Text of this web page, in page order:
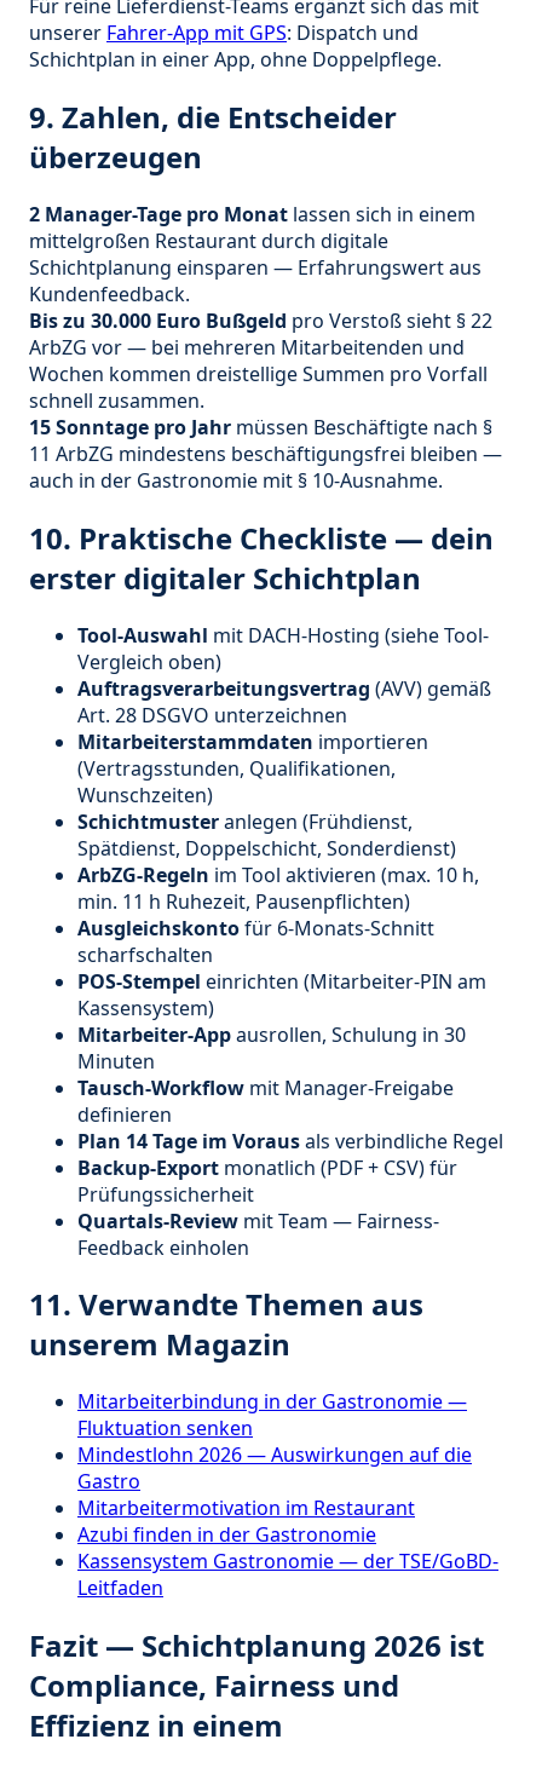
Für reine Lieferdienst-Teams ergänzt sich das mit
unserer Fahrer-App mit GPS: Dispatch und
Schichtplan in einer App, ohne Doppelpflege.
9. Zahlen, die Entscheider
überzeugen
2 Manager-Tage pro Monat lassen sich in einem
mittelgroßen Restaurant durch digitale
Schichtplanung einsparen — Erfahrungswert aus
Kundenfeedback.
Bis zu 30.000 Euro Bußgeld pro Verstoß sieht § 22
ArbZG vor — bei mehreren Mitarbeitenden und
Wochen kommen dreistellige Summen pro Vorfall
schnell zusammen.
15 Sonntage pro Jahr müssen Beschäftigte nach §
11 ArbZG mindestens beschäftigungsfrei bleiben —
auch in der Gastronomie mit § 10-Ausnahme.
10. Praktische Checkliste — dein
erster digitaler Schichtplan
Tool-Auswahl mit DACH-Hosting (siehe Tool-
Vergleich oben)
Auftragsverarbeitungsvertrag (AVV) gemäß
Art. 28 DSGVO unterzeichnen
Mitarbeiterstammdaten importieren
(Vertragsstunden, Qualifikationen,
Wunschzeiten)
Schichtmusteranlegen (Frühdienst,
Spätdienst, Doppelschicht, Sonderdienst)
ArbZG-Regeln im Tool aktivieren (max. 10 h,
min. 11 h Ruhezeit, Pausenpflichten)
Ausgleichskontofür 6-Monats-Schnitt
scharfschalten
POS-Stempel einrichten (Mitarbeiter-PIN am
Kassensystem)
Mitarbeiter-Appausrollen, Schulung in 30
Minuten
Tausch-Workflow mit Manager-Freigabe
definieren
Plan 14 Tage im Vorausals verbindliche Regel
Backup-Export monatlich (PDF + CSV) für
Prüfungssicherheit
Quartals-Review mit Team — Fairness-
Feedback einholen
11. Verwandte Themen aus
unserem Magazin
Mitarbeiterbindung in der Gastronomie —
Fluktuation senken
Mindestlohn 2026 — Auswirkungen auf die
Gastro
Mitarbeitermotivation im Restaurant
Azubi finden in der Gastronomie
Kassensystem Gastronomie — der TSE/GoBD-
Leitfaden
Fazit — Schichtplanung 2026 ist
Compliance, Fairness und
Effizienz in einem